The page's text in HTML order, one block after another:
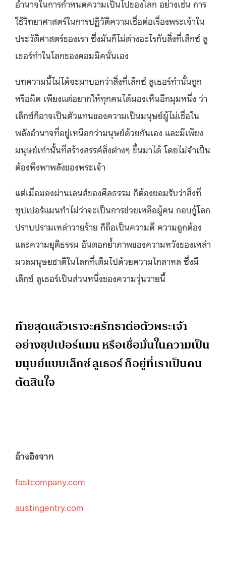
อำนาจในการกำหนดความเป็นไปของโลก อย่างเช่น การ
ใช้วิทยาศาสตร์ในการปฏิวัติความเชื่อต่อเรื่องพระเจ้าใน
ประวัติศาสตร์ของเรา ซึ่งมันก็ไม่ต่างอะไรกับสิ่งที่เล็กซ์ ลู
เธอร์ทำในโลกของคอมมิคนั่นเอง
บทความนี้ไม่ได้จะมาบอกว่าสิ่งที่เล็กซ์ ลูเธอร์ทำนั้นถูก
หรือผิด เพียงแต่อยากให้ทุกคนได้มองเห็นอีกมุมหนึ่ง ว่า
เล็กซ์ก็อาจเป็นตัวแทนของความเป็นมนุษย์ผู้ไม่เชื่อใน
พลังอำนาจที่อยู่เหนือกว่ามนุษย์ด้วยกันเอง และมีเพียง
มนุษย์เท่านั้นที่สร้างสรรค์สิ่งต่างๆ ขึ้นมาได้ โดยไม่จำเป็น
ต้องพึงพาพลังของพระเจ้า
แต่เมื่อมองผ่านเลนส์ของศีลธรรม ก็ต้องยอมรับว่าสิ่งที่
ซุปเปอร์แมนทำไม่ว่าจะเป็นการช่วยเหลือผู้คน กอบกู้โลก
ปราบปรามเหล่าวายร้าย ก็ถือเป็นความดี ความถูกต้อง
และความยุติธรรม อันตอกย้ำภาพของความหวังของเหล่า
มวลมนุษยชาติในโลกที่เต็มไปด้วยความโกลาหล ซึ่งมี
เล็กซ์ ลูเธอร์เป็นส่วนหนึ่งของความวุ่นวายนี้
ท้ายสุดแล้วเราจะศรัทธาต่อตัวพระเจ้า
อย่างซุปเปอร์แมน หรือเชื่อมั่นในความเป็น
มนุษย์แบบเล็กซ์ ลูเธอร์ ก็อยู่ที่เราเป็นคน
ตัดสินใจ
อ้างอิงจาก
fastcompany.com
austingentry.com